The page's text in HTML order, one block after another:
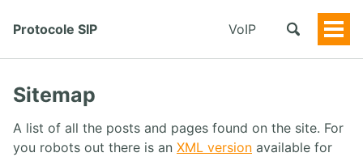
Protocole SIP VoIP
Sitemap
A list of all the posts and pages found on the site. For
you robots out there is an XML version available for